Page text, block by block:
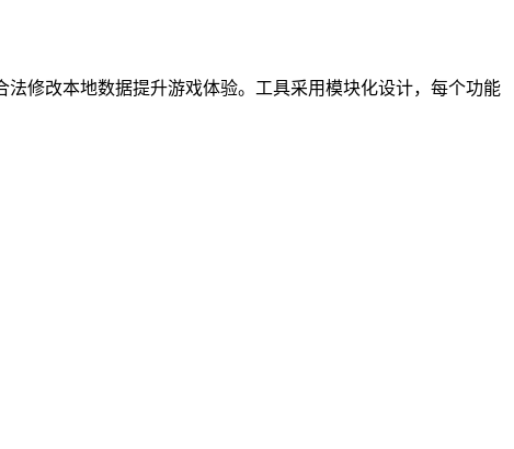
修改本地数据提升游戏体验。工具采用模块化设计，每个功能